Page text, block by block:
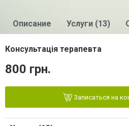
Описание Услуги (13)
Консультація терапевта
800 грн.
Записаться на